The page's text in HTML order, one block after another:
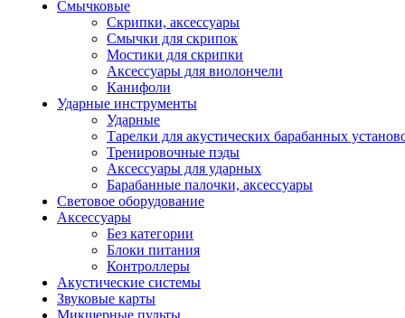
Смычковые
Скрипки, аксессуары
Смычки для скрипок
Мостики для скрипки
Аксессуары для виолончели
Канифоли
Ударные инструменты
Ударные
Тарелки для акустических барабанных
Тренировочные пэды
Аксессуары для ударных
Барабанные палочки, аксессуары
Световое оборудование
Аксессуары
Без категории
Блоки питания
Контроллеры
Акустические системы
Звуковые карты
Микшерные пульты